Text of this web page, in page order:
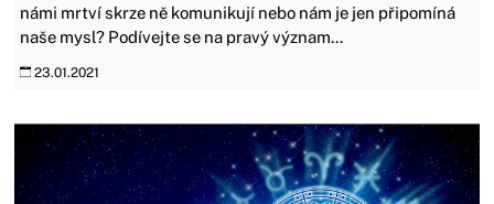
námi mrtví skrze ně komunikují nebo nám je jen připomíná
naše mysl? Podívejte se na pravý význam...
23.01.2021